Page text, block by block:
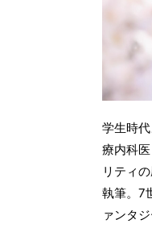
学生時
療内科
リティ
執筆。7
ァンタ